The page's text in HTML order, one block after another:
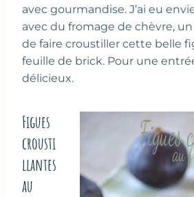
avec gourmandise. J’ai eu
avec du fromage de chèvre,
de faire croustiller cette belle
feuille de brick. Pour une entrée
délicieux.
Figues
crousti
llantes
au